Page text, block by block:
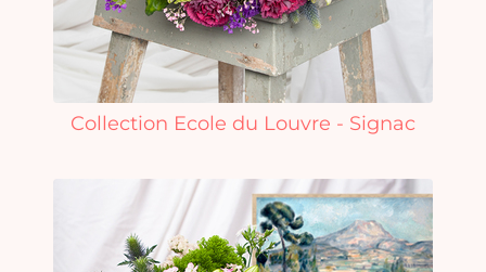
Collection Ecole du Louvre - Signac